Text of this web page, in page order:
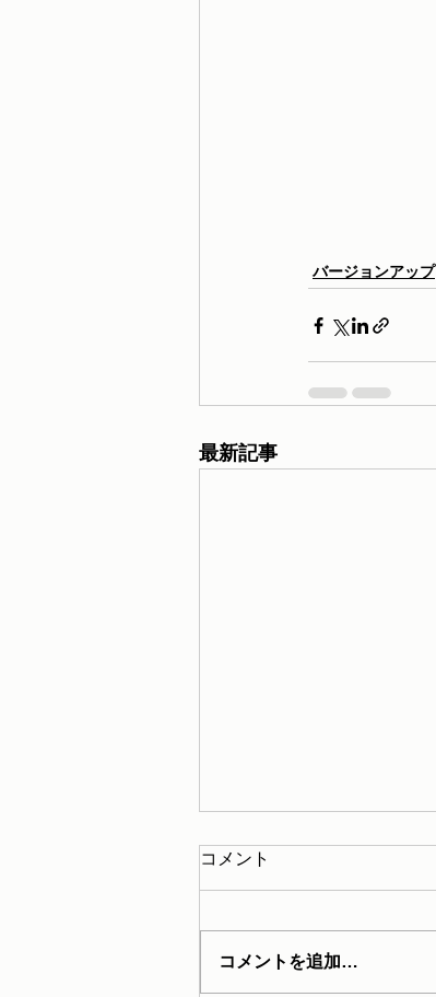
バージョンアップ
最新記事
コメント
コメントを追加…